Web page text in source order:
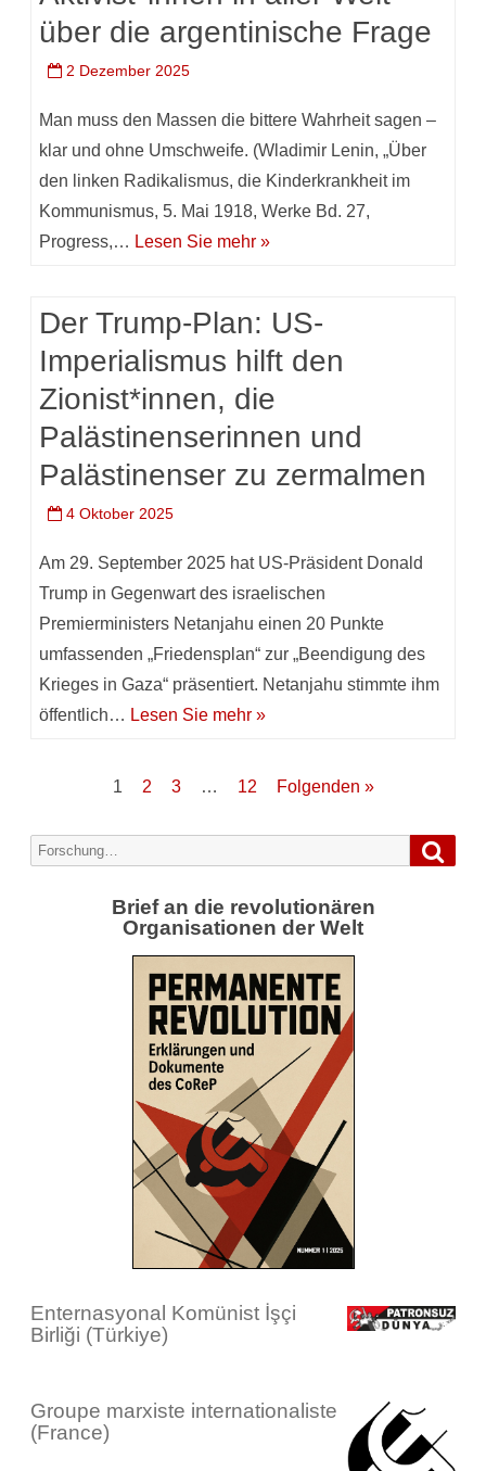
über die argentinische Frage
2 Dezember 2025
Man muss den Massen die bittere Wahrheit sagen –
klar und ohne Umschweife. (Wladimir Lenin, „Über
den linken Radikalismus, die Kinderkrankheit im
Kommunismus, 5. Mai 1918, Werke Bd. 27,
Progress,… Lesen Sie mehr »
Der Trump-Plan: US-
Imperialismus hilft den
Zionist*innen, die
Palästinenserinnen und
Palästinenser zu zermalmen
4 Oktober 2025
Am 29. September 2025 hat US-Präsident Donald
Trump in Gegenwart des israelischen
Premierministers Netanjahu einen 20 Punkte
umfassenden „Friedensplan“ zur „Beendigung des
Krieges in Gaza“ präsentiert. Netanjahu stimmte ihm
öffentlich… Lesen Sie mehr »
Seitennummerierung
Beiträge
1 2 3 … 12 Folgenden »
Search
Brief an die revolutionären
Organisationen der Welt
Enternasyonal Komünist İşçi
Birliği (Türkiye)
Groupe marxiste internationaliste
(France)